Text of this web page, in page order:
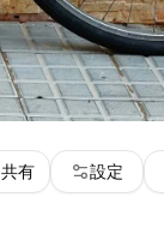
共有 設定